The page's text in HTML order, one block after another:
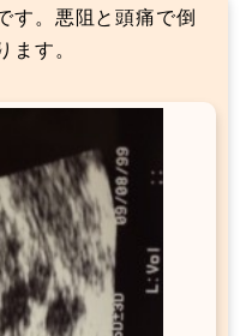
す。悪阻と頭痛で倒
す。